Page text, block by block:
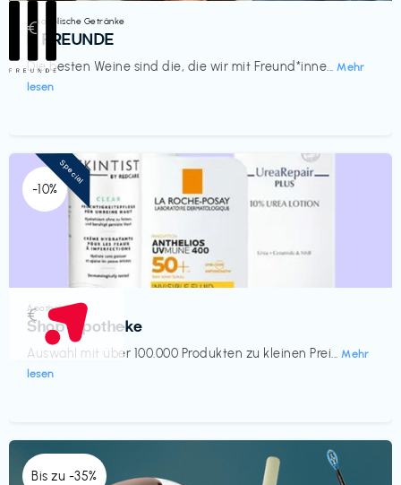
Alkoholische Getränke
III FREUNDE
Die besten Weine sind die, die wir mit Freund*inne... Mehr
lesen
€‎
-10%
Apotheke
Shop Apotheke
Auswahl mit über 100.000 Produkten zu kleinen Prei... Mehr
lesen
€‎
Special
Bis zu -35%